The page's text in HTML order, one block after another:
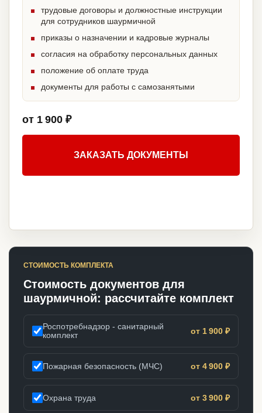
трудовые договоры и должностные инструкции
для сотрудников шаурмичной
приказы о назначении и кадровые журналы
согласия на обработку персональных данных
положение об оплате труда
документы для работы с самозанятыми
от 1 900 ₽
ЗАКАЗАТЬ ДОКУМЕНТЫ
СТОИМОСТЬ КОМПЛЕКТА
Стоимость документов для
шаурмичной: рассчитайте комплект
Роспотребнадзор - санитарный
комплект
от 1 900 ₽
Пожарная безопасность (МЧС) от 4 900 ₽
Охрана труда от 3 900 ₽